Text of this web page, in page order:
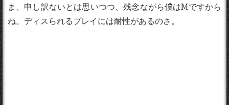
ま、申し訳ないとは思いつつ、残念ながら僕はMですから
ね。ディスられるプレイには耐性があるのさ。